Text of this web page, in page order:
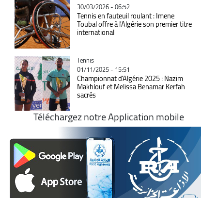
30/03/2026 - 06:52
Tennis en fauteuil roulant : Imene
Toubal offre à l'Algérie son premier titre
international
Catégorie
Tennis
01/11/2025 - 15:51
Championnat d'Algérie 2025 : Nazim
Makhlouf et Melissa Benamar Kerfah
sacrés
Téléchargez notre Application mobile